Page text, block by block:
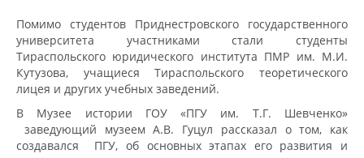
Помимо студентов Приднестровского государственного
университета участниками стали студенты
Тираспольского юридического института ПМР им. М.И.
Кутузова, учащиеся Тираспольского теоретического
лицея и других учебных заведений.
В Музее истории ГОУ «ПГУ им. Т.Г. Шевченко»
заведующий музеем А.В. Гуцул рассказал о том, как
создавался ПГУ, об основных этапах его развития и